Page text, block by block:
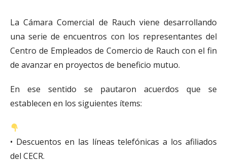
La Cámara Comercial de Rauch viene desarrollando
una serie de encuentros con los representantes del
Centro de Empleados de Comercio de Rauch con el fin
de avanzar en proyectos de beneficio mutuo.
En ese sentido se pautaron acuerdos que se
establecen en los siguientes ítems:
• Descuentos en las líneas telefónicas a los afiliados
del CECR.